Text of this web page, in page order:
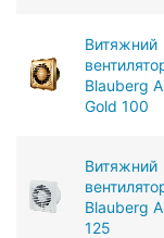
Витяжний
Blauberg
Gold 100
Витяжний
Blauberg
125